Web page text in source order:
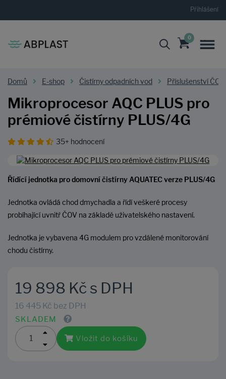
Přihlášení
0
Domů E-shop Čistírny odpadních vod Příslušenství ČOV
Mikroprocesor AQC PLUS pro
prémiové čistírny PLUS/4G
35+ hodnocení
Řídící jednotka pro domovní čistírny AQUATEC verze PLUS/4G
Jednotka ovládá chod dmychadla a řídí veškeré procesy
probíhající uvnitř ČOV na základě uživatelského nastavení.
Jednotka je vybavena 4G modulem pro vzdálené monitorování
chodu čistírny.
19 898 Kč s DPH
16 445 Kč bez DPH
SKLADEM
Vložit do košíku